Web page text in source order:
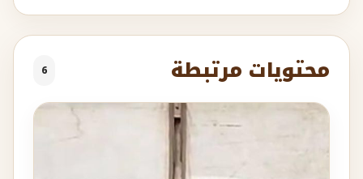
محتويات مرتبطة 6